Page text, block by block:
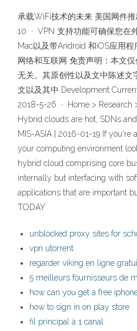
承载WiFi技术的未来 美国网件
10 · VPN 支持功能可确保您在
Mac以及带Android 和iOS应用
网络和互联网 免责声明：本文
无关。其原创性以及文中陈述文
文以及其中 Development
2018-5-26 · Home > Research
Hybrid clouds are hot, SDNs
MIS-ASIA | 2016-01-19 If you're
your computing environment
hybrid cloud comprising core
internally but interfacing with
applications that are important
TODAY
unblocked proxy sites for
vpn utorrent
regarder viking en ligne
5 meilleurs fournisseurs de
how can you get a free
how to sign in on play store
fil principal à 1 canal